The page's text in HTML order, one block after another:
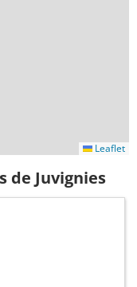
Leaflet
de Juvignies